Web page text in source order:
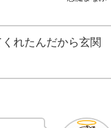
れたんだから玄関